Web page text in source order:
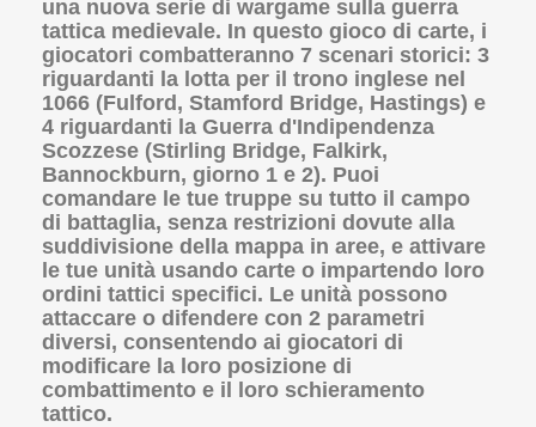
una nuova serie di wargame sulla guerra
tattica medievale. In questo gioco di carte, i
giocatori combatteranno 7 scenari storici: 3
riguardanti la lotta per il trono inglese nel
1066 (Fulford, Stamford Bridge, Hastings) e
4 riguardanti la Guerra d'Indipendenza
Scozzese (Stirling Bridge, Falkirk,
Bannockburn, giorno 1 e 2). Puoi
comandare le tue truppe su tutto il campo
di battaglia, senza restrizioni dovute alla
suddivisione della mappa in aree, e attivare
le tue unità usando carte o impartendo loro
ordini tattici specifici. Le unità possono
attaccare o difendere con 2 parametri
diversi, consentendo ai giocatori di
modificare la loro posizione di
combattimento e il loro schieramento
tattico.